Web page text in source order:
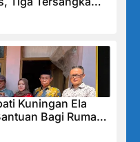
Kuningan Ela
Bagi Rumah
Karangkancana